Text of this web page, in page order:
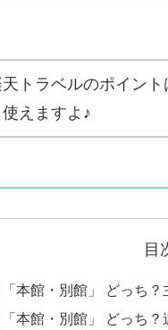
トラベルのポイン
使えますよ♪
目
本館・別館」 どっち？
本館・別館」 どっち？